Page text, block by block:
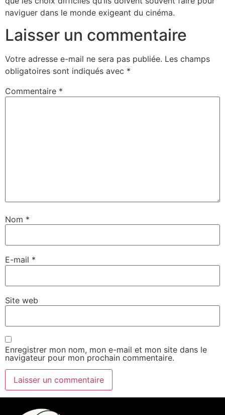
naviguer dans le monde exigeant du cinéma.
Laisser un commentaire
Votre adresse e-mail ne sera pas publiée. Les champs
obligatoires sont indiqués avec *
Commentaire *
Nom *
E-mail *
Site web
Enregistrer mon nom, mon e-mail et mon site dans le
navigateur pour mon prochain commentaire.